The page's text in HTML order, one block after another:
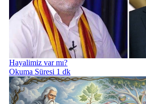
Hayalimiz var mı?
Okuma Süresi 1 dk